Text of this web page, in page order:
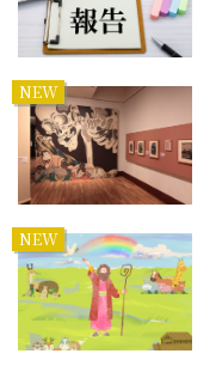
NEW
NEW